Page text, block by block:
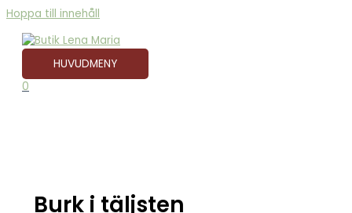
Hoppa till innehåll
HUVUDMENY
0
Burk i täljsten